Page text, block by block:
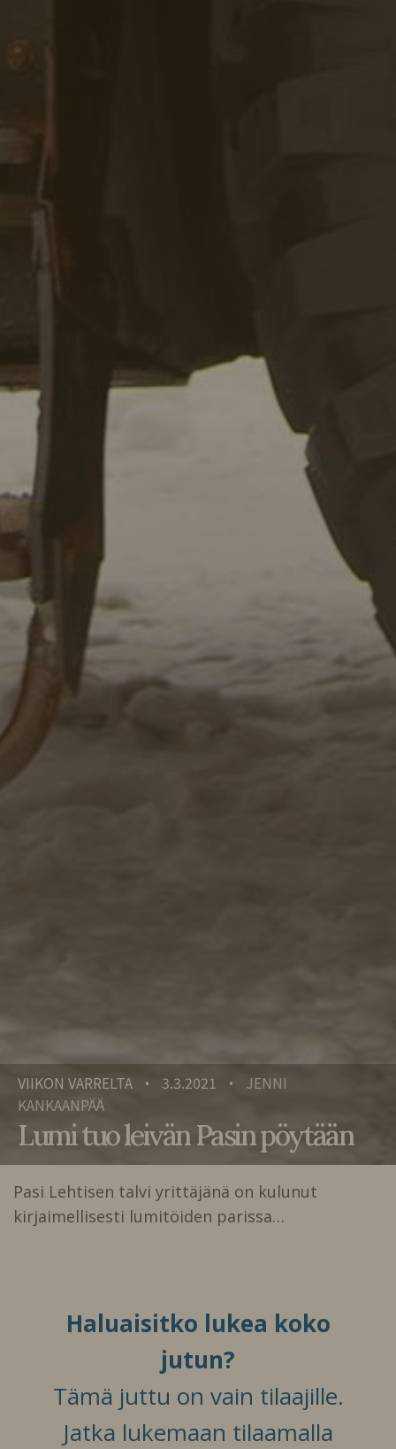
VIIKON VARRELTA • 3.3.2021 •
JENNI
KANKAANPÄÄ
Lumi tuo leivän Pasin pöytään
Pasi Lehtisen talvi yrittäjänä on kulunut
kirjaimellisesti lumitöiden parissa…
Haluaisitko lukea koko
jutun?
Tämä juttu on vain tilaajille.
Jatka lukemaan tilaamalla